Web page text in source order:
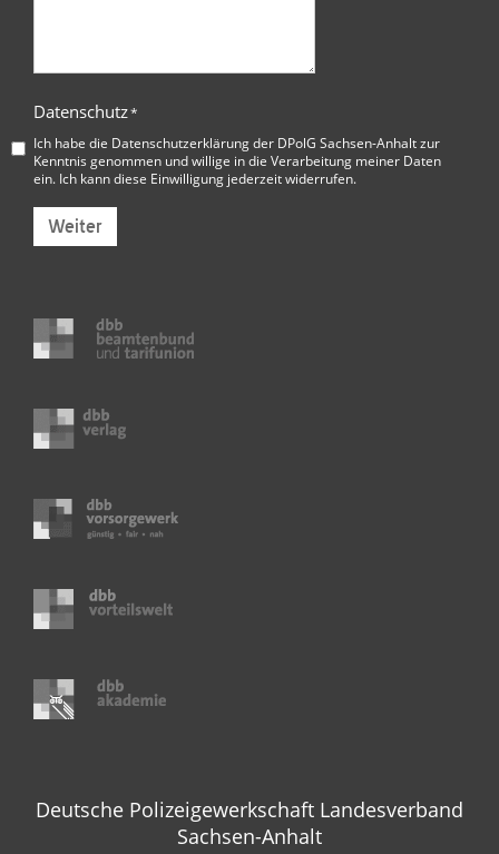
Datenschutz*
Ich habe die Datenschutzerklärung der DPolG Sachsen-Anhaltzur
Kenntnis genommen und willige in die Verarbeitung meiner Daten
ein. Ich kann diese Einwilligung jederzeit widerrufen.
Weiter
Deutsche Polizeigewerkschaft Landesverband
Sachsen-Anhalt